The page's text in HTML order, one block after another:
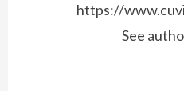
https://
See